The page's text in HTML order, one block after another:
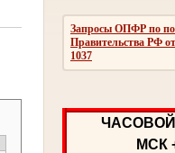
Запросы ОПФР по
Правительства РФ
1037
МСК